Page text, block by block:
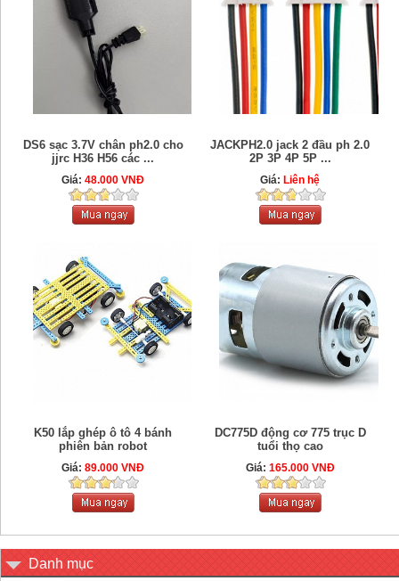
DS6 sạc 3.7V chân ph2.0 cho
jjrc H36 H56 các ...
Giá:48.000 VNĐ
JACKPH2.0 jack 2 đầu ph 2.0
2P 3P 4P 5P ...
Giá: Liên hệ
K50 lắp ghép ô tô 4 bánh
phiên bản robot
Giá:89.000 VNĐ
DC775D động cơ 775 trục D
tuổi thọ cao
Giá: 165.000 VNĐ
Danh mục